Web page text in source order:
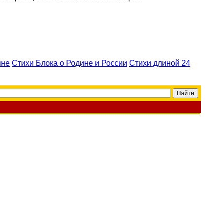
Стихи Блока о Родине и России Стихи длиной 24